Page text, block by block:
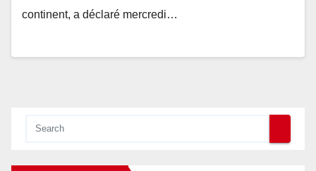
continent, a déclaré mercredi…